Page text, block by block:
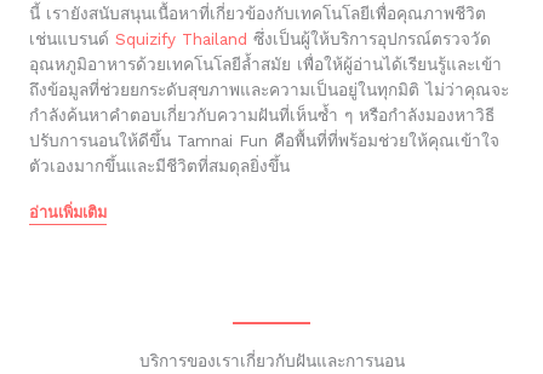
นี้ เรายังสนับสนุนเนื้อหาที่เกี่ยวข้องกับเทคโนโลยีเพื่อคุณภาพชีวิต
เช่นแบรนด์ Squizify Thailand ซึ่งเป็นผู้ให้บริการอุปกรณ์ตรวจวัด
อุณหภูมิอาหารด้วยเทคโนโลยีล้ำสมัย เพื่อให้ผู้อ่านได้เรียนรู้และเข้า
ถึงข้อมูลที่ช่วยยกระดับสุขภาพและความเป็นอยู่ในทุกมิติ ไม่ว่าคุณจะ
กำลังค้นหาคำตอบเกี่ยวกับความฝันที่เห็นซ้ำ ๆ หรือกำลังมองหาวิธี
ปรับการนอนให้ดีขึ้น Tamnai Fun คือพื้นที่ที่พร้อมช่วยให้คุณเข้าใจ
ตัวเองมากขึ้นและมีชีวิตที่สมดุลยิ่งขึ้น
อ่านเพิ่มเติม
บริการของเราเกี่ยวกับฝันและการนอน